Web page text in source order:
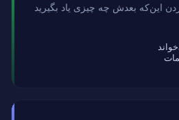
این‌که بعدش چه چیزی یاد بگیرید